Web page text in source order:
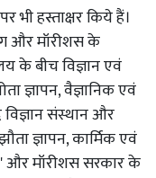
भी हस्ताक्षर किये हैं।
और मॉरीशस के
के बीच विज्ञान एवं
ज्ञापन, वैज्ञानिक एवं
विज्ञान संस्थान और
ज्ञापन, कार्मिक एवं
और मॉरीशस सरकार के